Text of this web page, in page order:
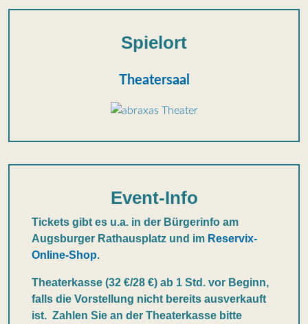
Spielort
Theatersaal
Event-Info
Tickets gibt es u.a. in der Bürgerinfo am
Augsburger Rathausplatz und im Reservix-
Online-Shop.
Theaterkasse (32 €/28 €) ab 1 Std. vor Beginn,
falls die Vorstellung nicht bereits ausverkauft
ist. Zahlen Sie an der Theaterkasse bitte